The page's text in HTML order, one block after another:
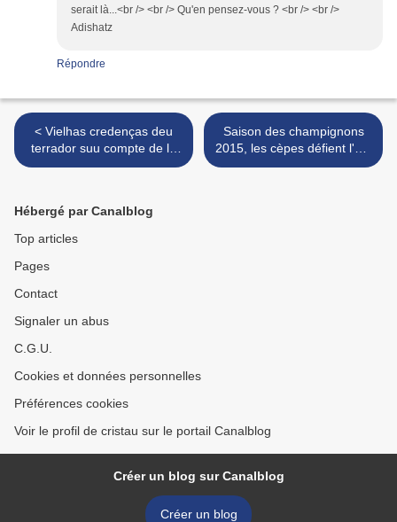
serait là...<br /> <br /> Qu'en pensez-vous ? <br /> <br />
Adishatz
Répondre
< Vielhas credenças deu
terrador suu compte de la
periclada / Vieilles
Saison des champignons
2015, les cèpes défient l'été
à la Saint Jean... >
Hébergé par Canalblog
Top articles
Pages
Contact
Signaler un abus
C.G.U.
Cookies et données personnelles
Préférences cookies
Voir le profil de cristau sur le portail Canalblog
Créer un blog sur Canalblog
Créer un blog